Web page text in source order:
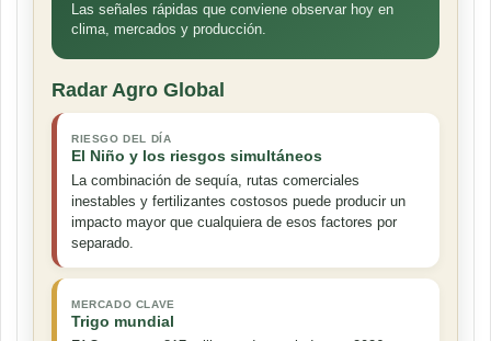
Las señales rápidas que conviene observar hoy en
clima, mercados y producción.
Radar Agro Global
RIESGO DEL DÍA
El Niño y los riesgos simultáneos
La combinación de sequía, rutas comerciales
inestables y fertilizantes costosos puede producir un
impacto mayor que cualquiera de esos factores por
separado.
MERCADO CLAVE
Trigo mundial